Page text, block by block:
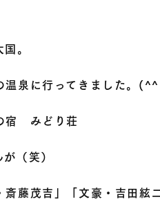
。
温泉に行ってきました。
宿 みどり荘
（笑）
斎藤茂吉」「文豪・吉田